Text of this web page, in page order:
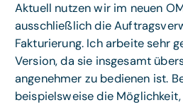
Aktuell nutzen wir im neuen
ausschließlich die
Fakturierung. Ich arbeite sehr
Version, da sie insgesamt
angenehmer zu bedienen ist.
beispielsweise die